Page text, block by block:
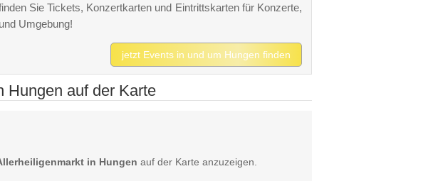
Sie Tickets, Konzertkarten und Eintrittskarten für Konzerte,
Umgebung!
jetzt Events in und um Hungen finden
auf der Karte
in Hungen auf der Karte anzuzeigen.